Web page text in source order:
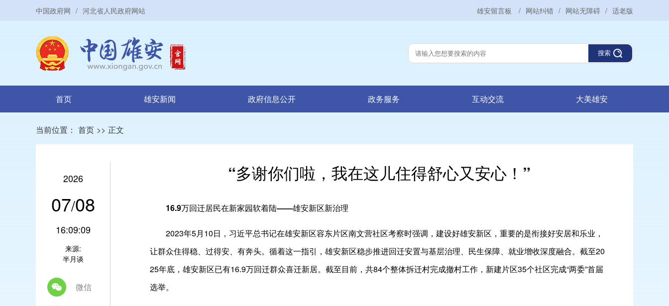
中国政府网 / 河北省人民政府网站 雄安留言板 / 网站纠错 / 网站无障碍 / 适老版
搜索
首页 雄安新闻 政府信息公开 政务服务 互动交流 大美雄安
当前位置： 首页 >> 正文
2026
07/08
16:09:09
来源:
半月谈
微信
“多谢你们啦，我在这儿住得舒心又安心！”
16.9万回迁居民在新家园软着陆——雄安新区新治理
2023年5月10日，习近平总书记在雄安新区容东片区南文营社区考察时强调，建设好雄安新区，重要的是衔接好安居和乐业，
让群众住得稳、过得安、有奔头。循着这一指引，雄安新区稳步推进回迁安置与基层治理、民生保障、就业增收深度融合。截至20
25年底，雄安新区已有16.9万回迁群众喜迁新居。截至目前，共84个整体拆迁村完成撤村工作，新建片区35个社区完成“两委”首届
选举。